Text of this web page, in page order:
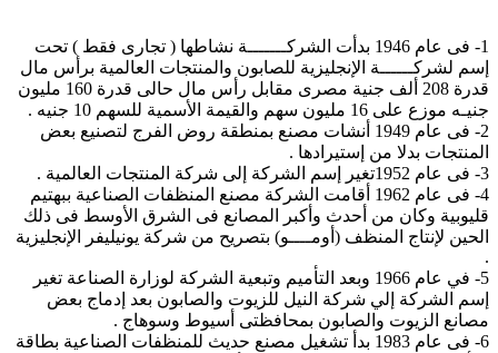
1- فى عام 1946 بدأت الشركـــــــة نشاطها ( تجارى فقط ) تحت
إسم لشركــــــة الإنجليزية للصابون والمنتجات العالمية برأس مال
قدرة 208 ألف جنية مصرى مقابل رأس مال حالى قدرة 160 مليون
جنيـه موزع على 16 مليون سهم والقيمة الأسمية للسهم 10 جنيه .
2- فى عام 1949 أنشات مصنع بمنطقة روض الفرج لتصنيع بعض
المنتجات بدلا من إستيرادها .
3- فى عام 1952تغير إسم الشركة إلى شركة المنتجات العالمية .
4- فى عام 1962 أقامت الشركة مصنع المنظفات الصناعية ببهتيم
قليوبية وكان من أحدث وأكبر المصانع فى الشرق الأوسط فى ذلك
الحين لإنتاج المنظف (أومــــو) بتصريح من شركة يونيليفر الإنجليزية
.
5- في عام 1966 وبعد التأميم وتبعية الشركة لوزارة الصناعة تغير
إسم الشركة إلي شركة النيل للزيوت والصابون بعد إدماج بعض
مصانع الزيوت والصابون بمحافظتى أسيوط وسوهاج .
6- فى عام 1983 بدأ تشغيل مصنع حديث للمنظفات الصناعية بطاقة